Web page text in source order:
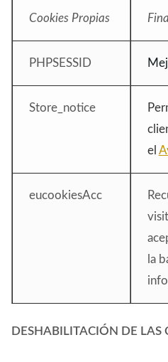
Cookies Propias
PHPSESSID
Store_notice
el
eucookiesAcc
la
info
DESHABILITACIÓN DE LAS